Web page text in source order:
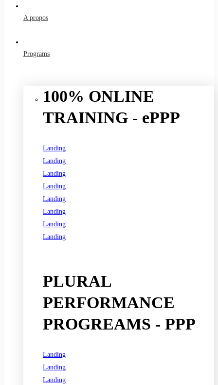
A propos
Programs
100% ONLINE
TRAINING - ePPP
Landing
Landing
Landing
Landing
Landing
Landing
Landing
Landing
PLURAL
PERFORMANCE
PROGREAMS - PPP
Landing
Landing
Landing